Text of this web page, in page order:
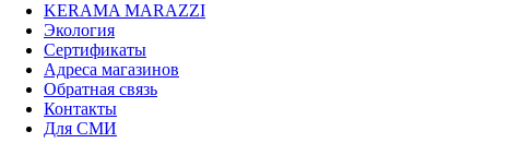
KERAMA MARAZZI
Экология
Сертификаты
Адреса магазинов
Обратная связь
Контакты
Для СМИ